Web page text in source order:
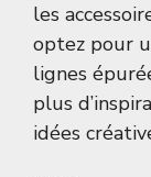
les
optez pour
lignes
plus
idées